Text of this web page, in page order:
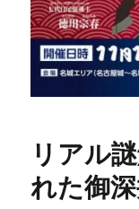
リアル
れた御